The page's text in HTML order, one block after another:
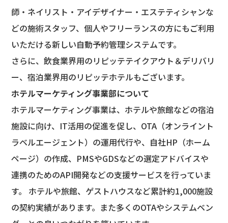
師・ネイリスト・アイデザイナー・エステティシャンな
どの施術スタッフ、個人やフリーランスの方にもご利用
いただける新しい自動予約管理システムです。
さらに、飲食業界用のリピッテテイクアウト＆デリバリ
ー、宿泊業界用のリピッテホテルもございます。
ホテルマーケティング事業部について
ホテルマーケティング事業は、ホテルや旅館などの宿泊
施設に向け、IT活用の促進を促し、OTA（オンライント
ラベルエージェント）の運用代行や、自社HP（ホーム
ページ）の作成、PMSやGDSなどの選定アドバイスや
連携のためのAPI開発などの支援サービスを行っていま
す。 ホテルや旅館、ゲストハウスなど累計約1,000施設
の契約実績があります。また多くのOTAやシステムベン